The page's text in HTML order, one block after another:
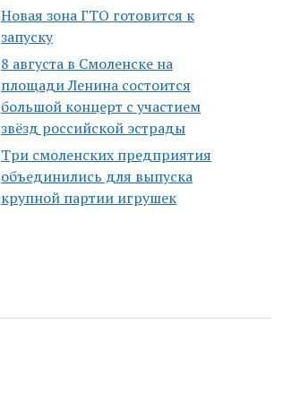
Новая зона ГТО готовится к
запуску
8 августа в Смоленске на
площади Ленина состоится
большой концерт с участием
звёзд российской эстрады
Три смоленских предприятия
объединились для выпуска
крупной партии игрушек